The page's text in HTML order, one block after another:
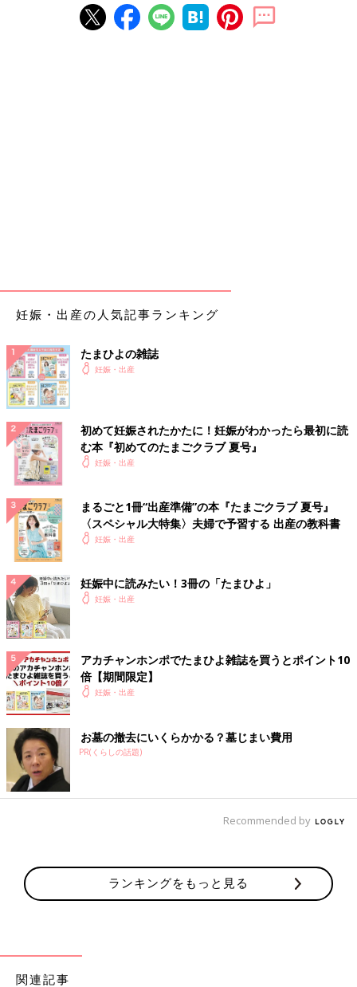
【碧】を使ったみんなの名づけ体験談
【名前の由来】
綺麗な深いあおみどり。どこまでも続く海と空をイメージしまし
た。美しい自然の中でたくましく育って欲しいとの願いを込めま
した。
【こだわりポイント】
漢字一文字で、親しみのある名前にしようと思ってました。画数
【エピソード】
綺麗な名前だね、聡明そうだねと言ってもらえました。また、母
音のみの読みなので上の子が楽に発音できています。性別を間違
えられることがあります。また、漢字を説明するのに少し手間取
ります。
子どもは誰でも、授かるべき名前を持っていると聞きました。親
の仕事は、想いを込めてそれを探してあげるだけだそうです。想
いのこもった名前をつけてあげて下さい。
碧人（あおと）
【名前の由来】
碧い空や海のように、広くて綺麗な心の人になってほしいと願
い、つけました。
【こだわりポイント】
字画がいい事。漢字一つ一つに意味のある漢字を使う事。愛称で
【エピソード】
お友達から、さわやかでかわいい名前だといってもらえました。
パパやママからの最初のプレゼントなので、二人でよく考えて納
碧斗（あおと）
妊娠・出産の人気記事ランキング
たまひよの雑誌
妊娠・出産
初めて妊娠されたかたに！妊娠がわかったら最初に読
む本『初めてのたまごクラブ 夏号』
妊娠・出産
まるごと1冊“出産準備”の本『たまごクラブ 夏号』
〈スペシャル大特集〉夫婦で予習する 出産の教科書
妊娠・出産
妊娠中に読みたい！3冊の「たまひよ」
妊娠・出産
アカチャンホンポでたまひよ雑誌を買うとポイント10
倍【期間限定】
妊娠・出産
お墓の撤去にいくらかかる？墓じまい費用
PR(くらしの話題)
Recommended by
ランキングをもっと見る
関連記事